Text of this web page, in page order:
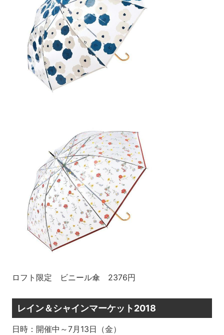
ロフト限定 ビニール傘 2376円
レイン＆シャインマーケット2018
日時：開催中～7月13日（金）